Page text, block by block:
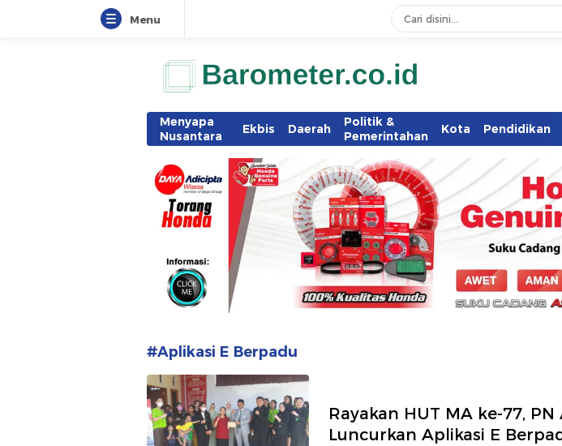
Menu
www.barometer.co.id
Berita Terkini di Sulawesi Utara
Menyapa
Nusantara
Ekbis Daerah
Politik &
Pemerintahan
Kota Pendidikan
#Aplikasi E Berpadu
Rayakan HUT MA ke-77,
Luncurkan Aplikasi E